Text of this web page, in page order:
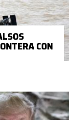
CON